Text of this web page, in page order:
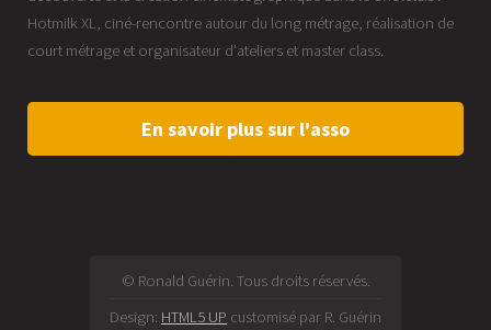
Hotmilk XL, ciné-rencontre autour du long métrage, réalisation de
court métrage et organisateur d'ateliers et master class.
En savoir plus sur l'asso
© Ronald Guérin. Tous droits réservés.
Design: HTML5 UP customisé par R. Guérin